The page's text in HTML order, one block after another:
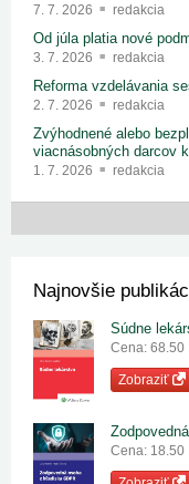
7. 7. 2026 redakcia
Od júla platia nové
3. 7. 2026 redakcia
Reforma vzdelávania
2. 7. 2026 redakcia
Zvýhodnené alebo
viacnásobných darcov
1. 7. 2026 redakcia
Najnovšie
Súdne
Cena: 68.50
Zobraziť
Cena: 18.50